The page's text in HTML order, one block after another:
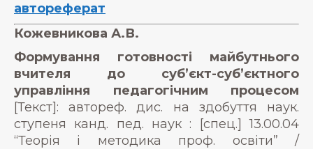
автореферат
Кожевникова А.В.
Формування готовності майбутнього
вчителя до суб’єкт-суб’єктного
управління педагогічним процесом
[Текст]: автореф. дис. на здобуття наук.
ступеня канд. пед. наук : [спец.] 13.00.04
“Теорія і методика проф. освіти” /